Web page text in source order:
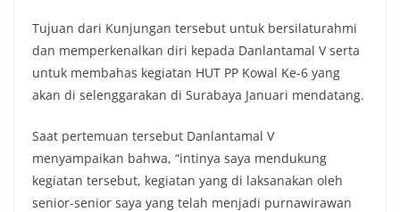
Tujuan dari Kunjungan tersebut untuk bersilaturahmi
dan memperkenalkan diri kepada Danlantamal V serta
untuk membahas kegiatan HUT PP Kowal Ke-6 yang
akan di selenggarakan di Surabaya Januari mendatang.
Saat pertemuan tersebut Danlantamal V
menyampaikan bahwa, “intinya saya mendukung
kegiatan tersebut, kegiatan yang di laksanakan oleh
senior-senior saya yang telah menjadi purnawirawan